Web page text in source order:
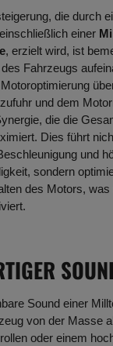
die durch
einer
, erzielt wird, ist
Fahrzeugs
und dem
die die
Dies führt
und
sondern
des Motors, was
Sound einer
von der Masse
oder einem